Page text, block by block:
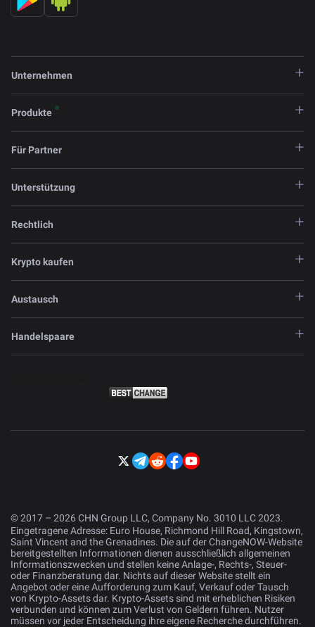
Unternehmen
Produkte
Für Partner
Unterstützung
Rechtlich
Krypto kaufen
Austausch
Handelspaare
© 2017 – 2026 CHN Group LLC, Company No. 3010 LLC 2023.
Eingetragene Adresse: Euro House, Richmond Hill Road, Kingstown,
Saint Vincent and the Grenadines. Die auf der ChangeNOW-Website
bereitgestellten Informationen dienen ausschließlich allgemeinen
Informationszwecken und stellen keine Anlage-, Rechts-, Steuer-
oder Finanzberatung dar. Nichts auf dieser Website stellt ein
Angebot oder eine Aufforderung zum Kauf, Verkauf oder Tausch
von Krypto-Assets dar. Krypto-Assets sind mit erheblichen Risiken
verbunden und können zum Verlust von Geldern führen. Nutzer
müssen vor jeder Entscheidung ihre eigene Recherche durchführen.